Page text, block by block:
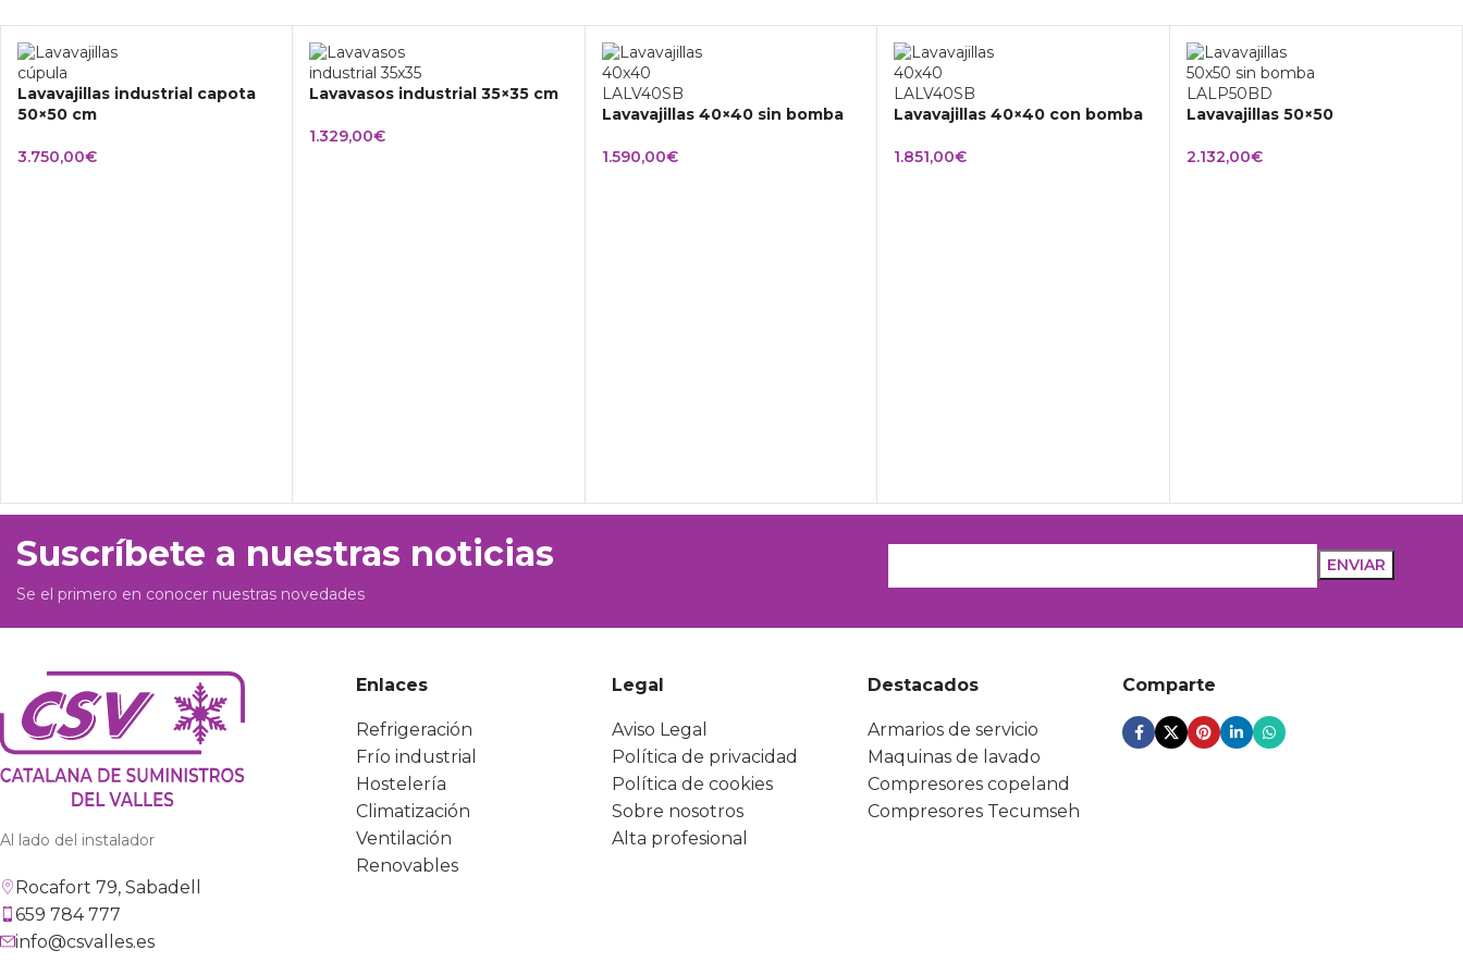
Lavavajillas industrial capota
50×50 cm
3.750,00€
Lavavasos industrial 35×35 cm
1.329,00€
Lavavajillas 40×40 sin bomba
1.590,00€
Lavavajillas 40×40 con bomba
1.851,00€
Lavavajillas 50×50
2.132,00€
Suscríbete a nuestras noticias
Se el primero en conocer nuestras novedades
Al lado del instalador
Rocafort 79, Sabadell
659 784 777
info@csvalles.es
Enlaces
Refrigeración
Frío industrial
Hostelería
Climatización
Ventilación
Renovables
Legal
Aviso Legal
Política de privacidad
Política de cookies
Sobre nosotros
Alta profesional
Destacados
Armarios de servicio
Maquinas de lavado
Compresores copeland
Compresores Tecumseh
Comparte